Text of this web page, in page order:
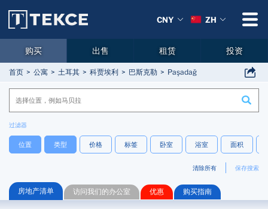
首页 公寓 土耳其 科贾埃利 巴斯克勒 Paşadağ
过滤器
位置 类型 价格 标签 卧室 浴室 面积
清除所有 保存搜索
房地产清单 访问我们的办公室 优惠 购买指南
CNY ZH
购买 出售 租赁 投资